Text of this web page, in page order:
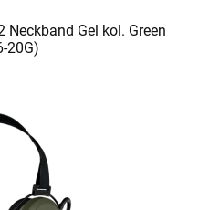
Neckband Gel kol. Green
20G)